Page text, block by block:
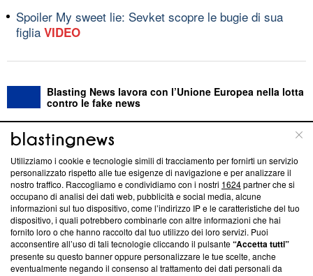
Spoiler My sweet lie: Sevket scopre le bugie di sua
figlia VIDEO
Blasting News lavora con l’Unione Europea nella lotta
contro le fake news
ABOUT LINEA EDITORIALE
Questa sezione offre informazioni trasparenti su Blasting
News, sui nostri processi editoriali e su come ci impegniamo a
creare news di qualità. Inoltre, afferma la nostra aderenza a
‘Trust Project - News with Integrity’Blasting News non è
ancora membro del programma, ma ha richiesto di farne
parte; Trust Project non ha ancora effettuato una verifica di
conformità agli standard.
Utilizziamo i cookie e tecnologie simili di tracciamento per fornirti un servizio
personalizzato rispetto alle tue esigenze di navigazione e per analizzare il
nostro traffico. Raccogliamo e condividiamo con i nostri 1624partner che si
occupano di analisi dei dati web, pubblicità e social media, alcune
informazioni sul tuo dispositivo, come l’indirizzo IP e le caratteristiche del tuo
dispositivo, i quali potrebbero combinarle con altre informazioni che hai
fornito loro o che hanno raccolto dal tuo utilizzo dei loro servizi. Puoi
acconsentire all’uso di tali tecnologie cliccando il pulsante“Accetta tutti”
presente su questo banner oppure personalizzare le tue scelte, anche
eventualmente negando il consenso al trattamento dei dati personali da